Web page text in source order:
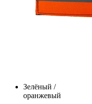
Зелёный /
оранжевый